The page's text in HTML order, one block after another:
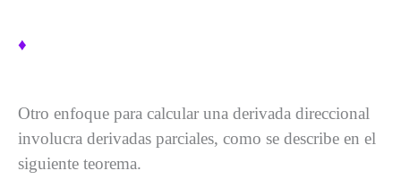
♦
Otro enfoque para calcular una derivada direccional
involucra derivadas parciales, como se describe en el
siguiente teorema.